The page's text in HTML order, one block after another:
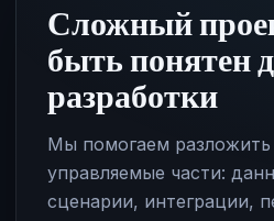
Сложный
быть понятен
разработки
Мы помогаем разложить
управляемые части:
сценарии, интеграции,